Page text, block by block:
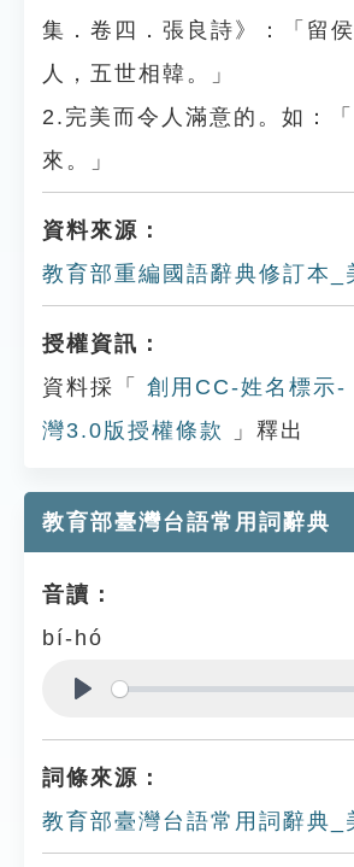
集．卷四．張良詩》：「留
人，五世相韓。」
2.完美而令人滿意的。如：
來。」
資料來源：
教育部重編國語辭典修訂本_
授權資訊：
資料採「
創用CC-姓名標示-
灣3.0版授權條款
」釋出
教育部臺灣台語常用詞辭典
音讀：
bí-hó
詞條來源：
教育部臺灣台語常用詞辭典_